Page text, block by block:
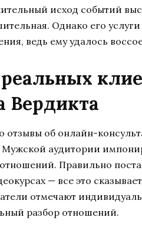
исход событий
Однако его
ведь ему удалось
Вердикта
отзывы об онлайн-
аудитории
Правильно
— все это
отмечают
разбор отношений.